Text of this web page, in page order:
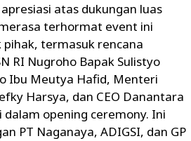
atas dukungan luas
terhormat event ini
pihak, termasuk rencana
RI Nugroho Bapak Sulistyo
Ibu Meutya Hafid, Menteri
Harsya, dan CEO Danantara
dalam opening ceremony. Ini
PT Naganaya, ADIGSI, dan GP